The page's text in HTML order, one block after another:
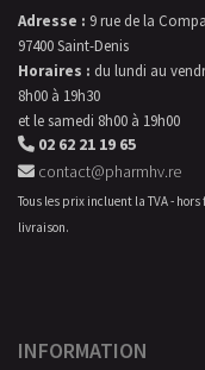
Adresse : 9 rue de la
97400 Saint-Denis
Horaires : du lundi au
8h00 à 19h30
et le samedi 8h00 à 19h00
02 62 21 19 65
contact@pharmhv.re
Tous les prix incluent la TVA - hors
livraison.
INFORMATION